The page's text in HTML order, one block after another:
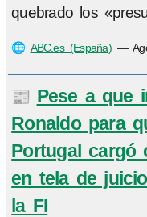
quebrado los
🌐 ABC.es (España)—
📰 Pese a que
Ronaldo para
Portugal cargó
en tela de
la FI